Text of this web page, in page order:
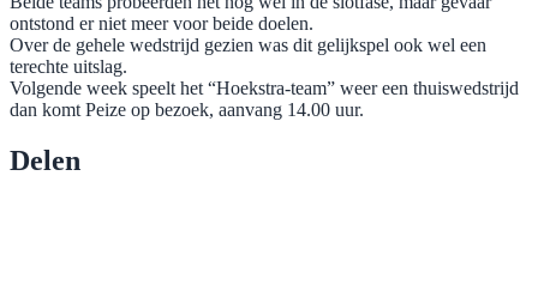
ontstond er niet meer voor beide doelen.
Over de gehele wedstrijd gezien was dit gelijkspel ook wel een
terechte uitslag.
Volgende week speelt het “Hoekstra-team” weer een thuiswedstrijd
dan komt Peize op bezoek, aanvang 14.00 uur.
Delen